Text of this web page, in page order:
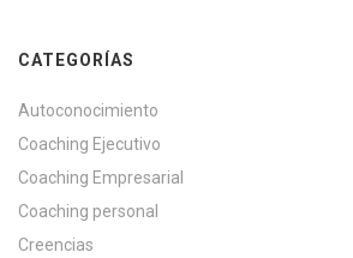
CATEGORÍAS
Autoconocimiento
Coaching Ejecutivo
Coaching Empresarial
Coaching personal
Creencias